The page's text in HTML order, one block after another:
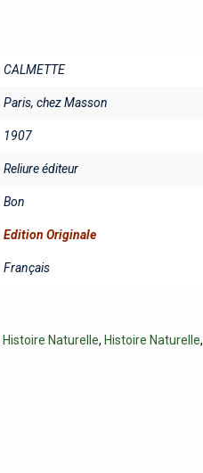
CALMETTE
Paris, chez Masson
1907
Reliure éditeur
Bon
Edition Originale
Français
Histoire Naturelle, Histoire Naturelle,